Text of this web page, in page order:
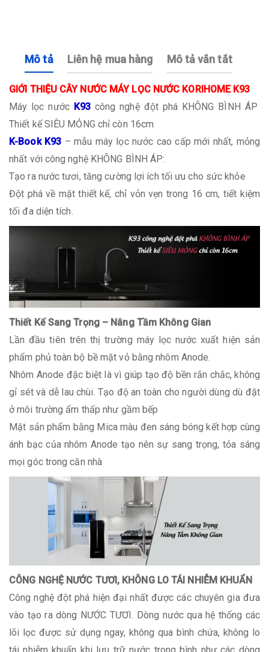
Mô tả Liên hệ mua hàng Mô tả vắn tắt
GIỚI THIỆU CÂY NƯỚC MÁY LỌC NƯỚC KORIHOME K93
Máy lọc nước K93 công nghệ đột phá KHÔNG BÌNH ÁP
Thiết kế SIÊU MỎNG chỉ còn 16cm
K-Book K93 – mẫu máy lọc nước cao cấp mới nhất, mỏng
nhất với công nghệ KHÔNG BÌNH ÁP:
Tạo ra nước tươi, tăng cường lợi ích tối ưu cho sức khỏe
Đột phá về mặt thiết kế, chỉ vỏn vẹn trong 16 cm, tiết kiệm
tối đa diện tích.
Thiết Kế Sang Trọng – Nâng Tầm Không Gian
Lần đầu tiên trên thị trường máy lọc nước xuất hiện sản
phẩm phủ toàn bộ bề mặt vỏ bằng nhôm Anode.
Nhôm Anode đặc biệt là vì giúp tạo độ bền rắn chắc, không
gỉ sét và dễ lau chùi. Tạo độ an toàn cho người dùng dù đặt
ở môi trường ẩm thấp như gầm bếp
Mặt sản phẩm bằng Mica màu đen sáng bóng kết hợp cùng
ánh bạc của nhôm Anode tạo nên sự sang trọng, tỏa sáng
mọi góc trong căn nhà
CÔNG NGHỆ NƯỚC TƯƠI, KHÔNG LO TÁI NHIỄM KHUẨN
Công nghệ đột phá hiện đại nhất được các chuyên gia đưa
vào tạo ra dòng NƯỚC TƯƠI. Dòng nước qua hệ thống các
lõi lọc được sử dụng ngay, không qua bình chứa, không lo